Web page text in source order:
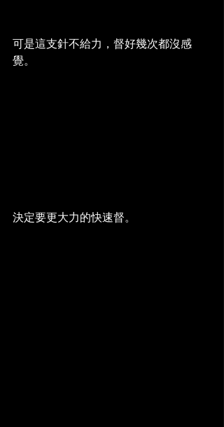
可是這支針不給力，督好幾次都沒感
覺。
決定要更大力的快速督。